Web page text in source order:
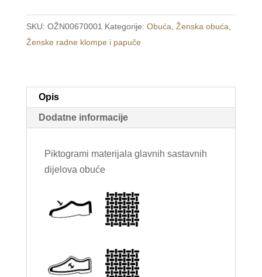
papuče
roze
/BON
SKU: OŽN00670001 Kategorije: Obuća Ženska obuća
Ženske radne klompe i papuče
Opis
Dodatne informacije
Piktogrami materijala glavnih sastavnih
dijelova obuće